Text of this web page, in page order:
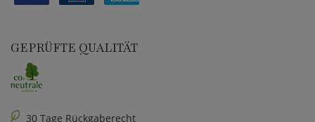
GEPRÜFTE QUALITÄT
30 Tage Rückgaberecht